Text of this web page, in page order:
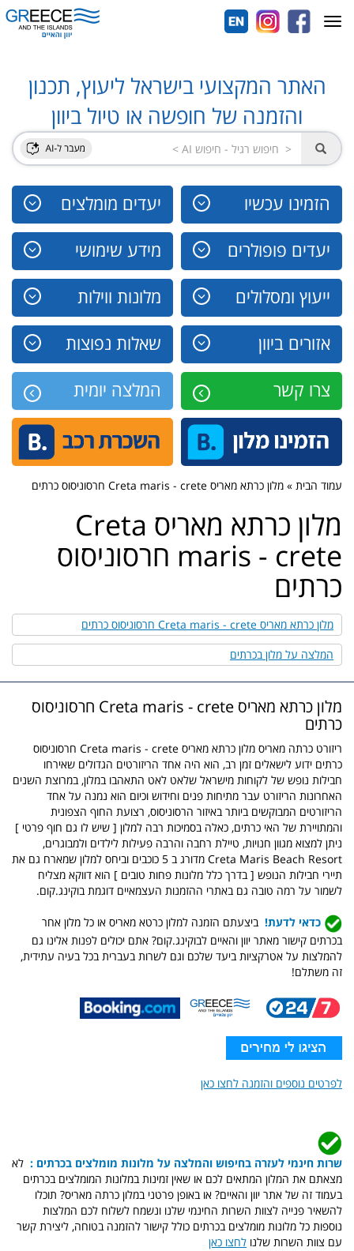
האתר המקצועי בישראל ליעוץ, תכנון
והזמנה של חופשה או טיול ביוון
הזמינו עכשיו יעדים מומלצים
יעדים פופולרים מידע שימושי
ייעוץ ומסלולים מלונות ווילות
אזורים ביוון שאלות נפוצות
צרו קשר המלצה יומית
Toggle
navigation
עמוד הבית » מלון כרתא מאריס Creta maris - crete חרסוניסוס כרתים
מלון כרתא מאריס Creta
maris - crete חרסוניסוס
כרתים
מלון כרתא מאריס Creta maris - crete חרסוניסוס כרתים
המלצה על מלון בכרתים
מלון כרתא מאריס Creta maris - crete חרסוניסוס
כרתים
ריזורט כרתה מאריס מלון כרתא מאריס Creta maris - crete חרסוניסוס
כרתים ידוע לישאלים זמן רב, הוא היה אחד הריזורטים הגדולים שאירחו
חבילות נופש של לקוחות מישראל שלאט לאט התאהבו במלון, במרוצת השנים
האחרונות הריזורט עבר מתיחות פנים וחידוש וכיום הוא נמנה על אחד
הריזורטים המבוקשים ביותר באיזור הרסוניסוס, רצועת החוף הצפונית
והמתויירת של האי כרתים, כאלה בסמיכות רבה למלון [ שיש לו גם חוף פרטי ]
ניתן למצוא מגוון חנויות, טיילת רחבה והרבה פעילות לילדים ולמבוגרים,
Creta Maris Beach Resort מדורג ב 5 כוכבים וביחס למלון שמארח גם את
תיירי חבילות הנופש [ בדרך כלל מלונות פחות טובים ] הוא דווקא מצליח
לשמור על רמה טובה גם באתרי ההזמנות העצמאיים דוגמת בוקינג.קום.
כדאי לדעת! ביצעתם הזמנה למלון כרטא מאריס או כל מלון אחר
בכרתים קישור מאתר יוון והאיים לבוקינג.קום? אתם יכולים לפנות אלינו גם
להמלצות על אטרקציות ביעד שלכם וגם לשרות בעברית בכל בעיה עתידית,
זה משתלם!
לפרטים נוספים והזמנה לחצו כאן
שרות חינמי לעזרה בחיפוש והמלצה על מלונות מומלצים בכרתים : לא
מצאתם את המלון המתאים לכם או שאין זמינות במלונות המומלצים בכרתים
בעמוד זה של אתר יוון והאיים? או באופן פרטני במלון כרתה מאריס? תוכלו
להשאיר פנייה לצוות השרות החינמי שלנו ונשמח לשלוח לכם המלצות
נוספות כל מלונות מומלצים בכרתים כולל קישור להזמנה בטוחה, ליצירת קשר
עם צוות השרות שלנו לחצו כאן